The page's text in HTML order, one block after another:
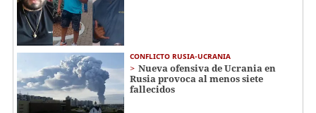
CONFLICTO RUSIA-UCRANIA
Nueva ofensiva de Ucrania en
Rusia provoca al menos siete
fallecidos